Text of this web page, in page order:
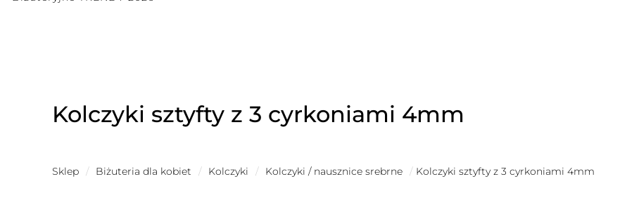
Kolczyki sztyfty z 3 cyrkoniami 4mm
Sklep / Biżuteria dla kobiet / Kolczyki / Kolczyki / nausznice srebrne / Kolczyki sztyfty z 3 cyrkoniami 4mm